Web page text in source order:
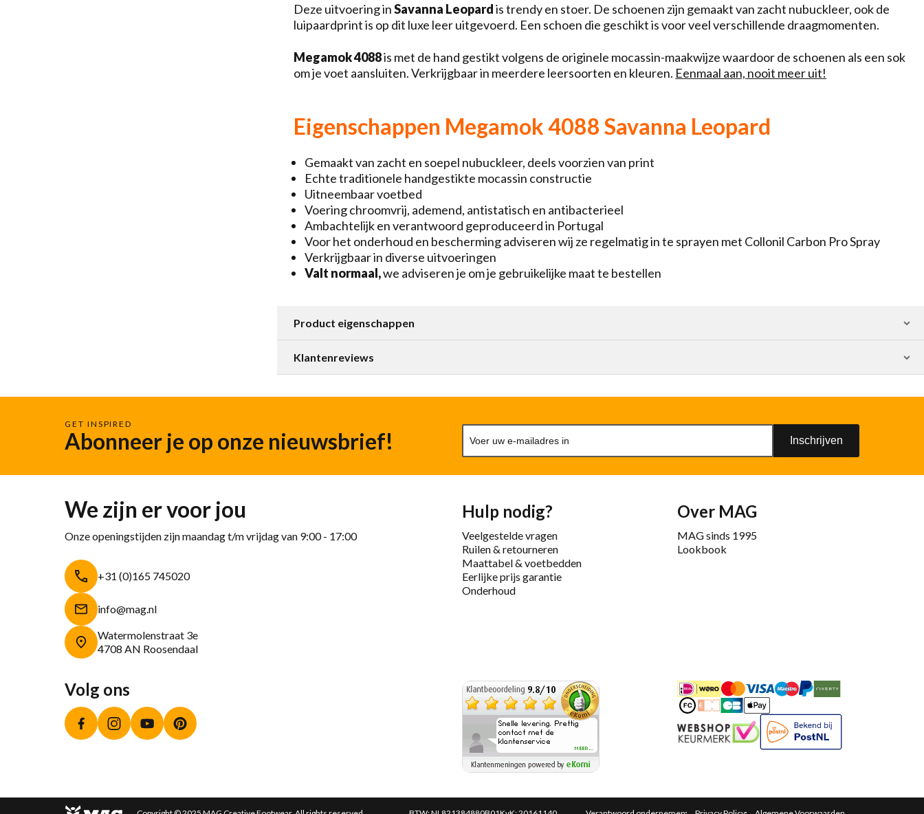
Deze uitvoering inSavanna Leopardis trendy en stoer. De schoenen zijn gemaakt van zacht nubuckleer, ook de
luipaardprint is op dit luxe leer uitgevoerd. Een schoen die geschikt is voor veel verschillende draagmomenten.
Megamok 4088is met de hand gestikt volgens de originele mocassin-maakwijze waardoor de schoenen als een sok
om je voet aansluiten. Verkrijgbaar in meerdere leersoorten en kleuren. Eenmaal aan, nooit meer uit!
Eigenschappen Megamok 4088 Savanna Leopard
Gemaakt van zacht en soepel nubuckleer, deels voorzien van print
Echte traditionele handgestikte mocassin constructie
Uitneembaar voetbed
Voering chroomvrij, ademend, antistatisch en antibacterieel
Ambachtelijk en verantwoord geproduceerd in Portugal
Voor het onderhoud en bescherming adviseren wij ze regelmatig in te sprayen met Collonil Carbon Pro Spray
Verkrijgbaar in diverse uitvoeringen
Valt normaal,we adviseren je om je gebruikelijke maat te bestellen
Product eigenschappen
Klantenreviews
GET INSPIRED
Abonneer je op onze nieuwsbrief! Inschrijven
We zijn er voor jou
Onze openingstijden zijn maandag t/m vrijdag van 9:00 - 17:00
+31 (0)165 745020
info@mag.nl
Watermolenstraat 3e
4708 AN Roosendaal
Volg ons
FacebookInstagramYouTube
Hulp nodig?
Veelgestelde vragen
Ruilen & retourneren
Maattabel & voetbedden
Eerlijke prijs garantie
Onderhoud
Over MAG
MAG sinds 1995
Lookbook
iDEALMastercardBancontact
Maestro
PayPal
FashionCheque
Overboeking
Carte Bancaire
Apple Pay
Keurmerk
Bekend bij